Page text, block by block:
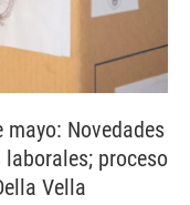
Novedades
laborales; proceso
Vella